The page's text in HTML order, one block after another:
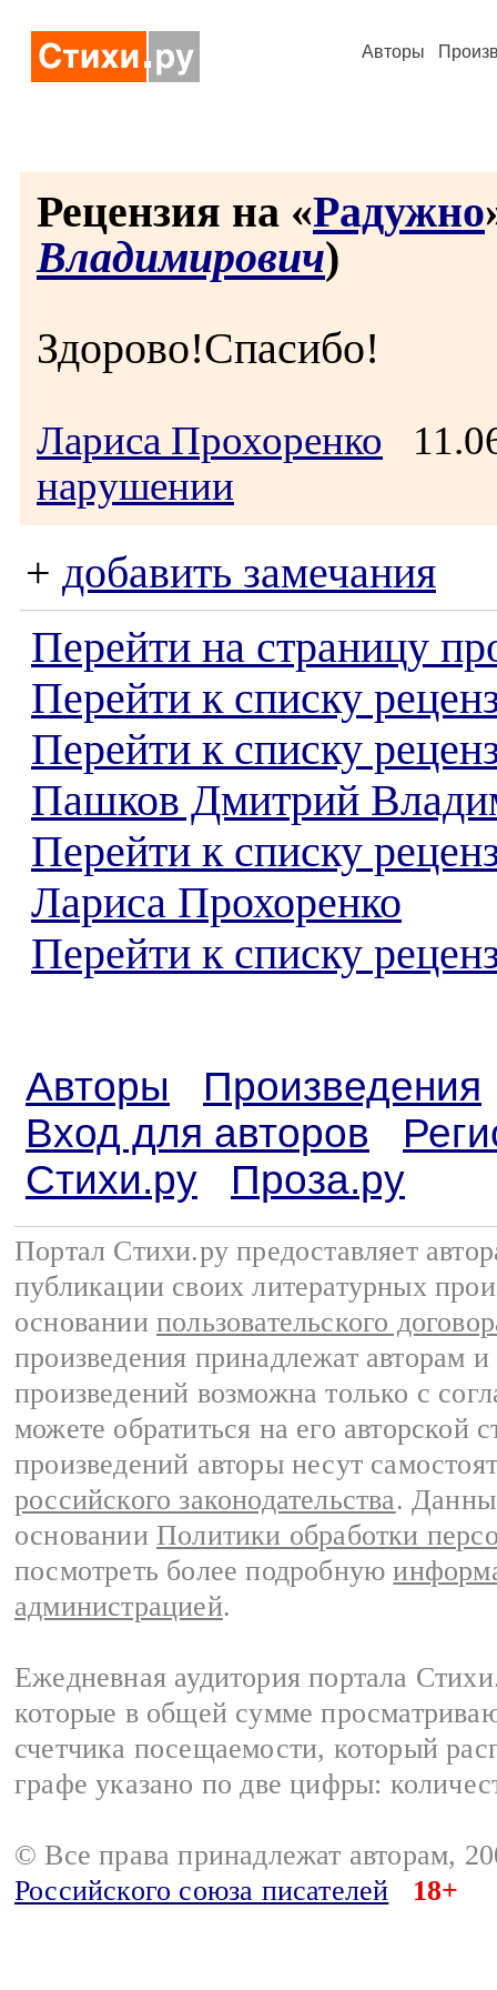
Авторы
Рецензия на «Радужно
Владимирович)
Здорово!Спасибо!
Лариса Прохоренко
нарушении
+ добавить замечания
Перейти на страницу
Перейти к списку
Перейти к списку
Пашков Дмитрий
Перейти к списку
Лариса Прохоренко
Перейти к списку
Авторы
Произведения
Вход для авторов
Стихи.ру
Проза.ру
Портал Стихи.ру предоставляет
публикации своих литературных
основании пользовательского
произведения принадлежат авторам
произведений возможна только с
можете обратиться на его авторской
произведений авторы несут
российского законодательства.
основании Политики обработки
посмотреть более подробную
администрацией.
Ежедневная аудитория портала
которые в общей сумме
счетчика посещаемости, который
графе указано по две цифры:
© Все права принадлежат авторам,
Российского союза писателей
18+